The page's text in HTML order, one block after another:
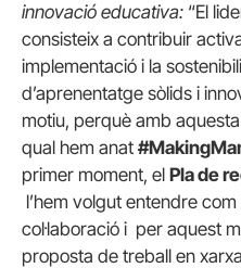
innovació educativa: “El
consisteix a contribuir
implementació i la
d’aprenentatge sòlids i
motiu, perquè amb
qual hem anat
primer moment, el Pla de
l’hem volgut entendre
col·laboració i per aquest
proposta de treball en